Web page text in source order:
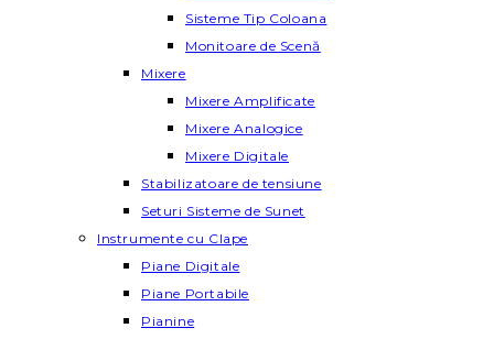
Sisteme Tip Coloana
Monitoare de Scenă
Mixere
Mixere Amplificate
Mixere Analogice
Mixere Digitale
Stabilizatoare de tensiune
Seturi Sisteme de Sunet
Instrumente cu Clape
Piane Digitale
Piane Portabile
Pianine